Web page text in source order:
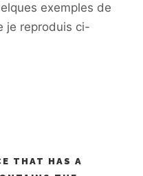
exemples de
je reproduis ci-
THAT HAS A